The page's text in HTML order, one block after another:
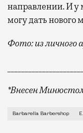
направлении. И у
могу дать нового
Фото: из личного
*Внесен
Я родилась в
Barbarella Barbershop